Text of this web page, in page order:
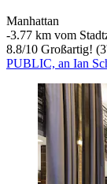
Manhattan
‐3.77 km vom
8.8/10 Großartig!
PUBLIC, an Ian